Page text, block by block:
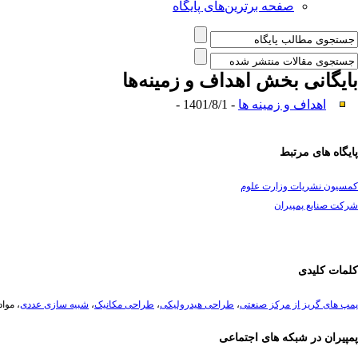
صفحه برترین‌های پایگاه
بایگانی بخش اهداف و زمینه‌ها
اهداف و زمینه ها - 1401/8/1 -
پایگاه های مرتبط
کمسیون نشریات وزارت علوم
شرکت صنایع پمپیران
کلمات کلیدی
پمپ های گریز از مرکز صنعتی، طراحی هیدرولیکی، طراحی مکانیک، شبیه سازی عددی،
پمپیران در شبکه های اجتماعی